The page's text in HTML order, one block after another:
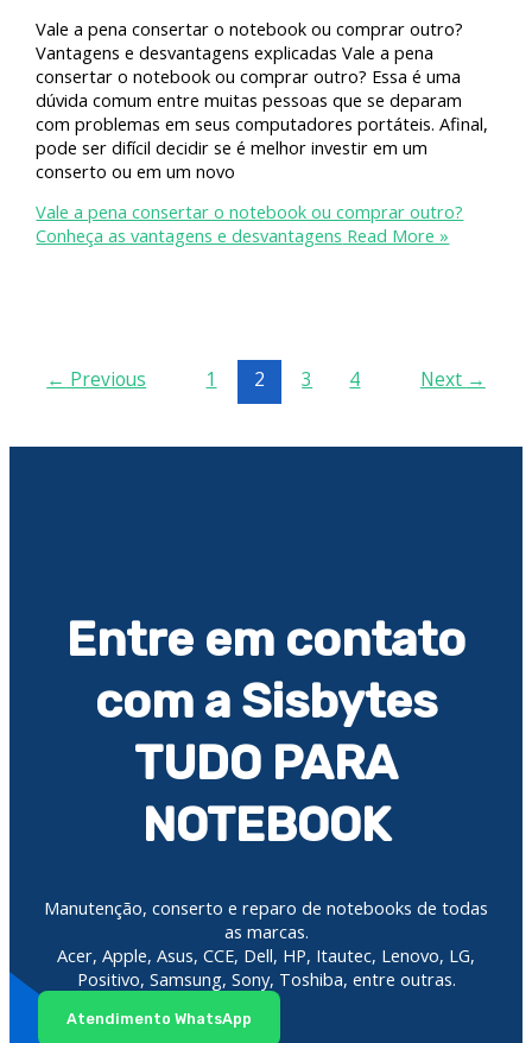
Vale a pena consertar o notebook ou comprar outro?
Vantagens e desvantagens explicadas Vale a pena
consertar o notebook ou comprar outro? Essa é uma
dúvida comum entre muitas pessoas que se deparam
com problemas em seus computadores portáteis. Afinal,
pode ser difícil decidir se é melhor investir em um
conserto ou em um novo
Vale a pena consertar o notebook ou comprar outro?
Conheça as vantagens e desvantagens Read More »
← Previous 1 2 3 4 Next →
Entre em contato
com a Sisbytes
TUDO PARA
NOTEBOOK
Manutenção, conserto e reparo de notebooks de todas
as marcas.
Acer, Apple, Asus, CCE, Dell, HP, Itautec, Lenovo, LG,
Positivo, Samsung, Sony, Toshiba, entre outras.
Atendimento WhatsApp